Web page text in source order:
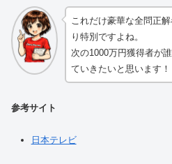
これだけ豪華な全問正
り特別ですよね。
次の1000万円獲得者が
ていきたいと思います！
参考サイト
日本テレビ